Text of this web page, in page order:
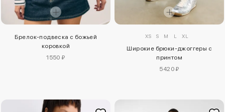
Брелок-подвеска с божьей
коровкой
1550 ₽
XS S M L XL
Широкие брюки-джоггеры с
принтом
5420 ₽